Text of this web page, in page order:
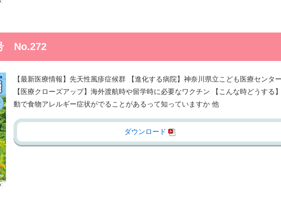
No.272
【最新医療情報】先天性風疹症候群 【進化する病院】神奈川県立こども医療センタ
【医療クローズアップ】海外渡航時や留学時に必要なワクチン 【こんな時どうする
動で食物アレルギー症状がでることがあるって知っていますか 他
ダウンロード